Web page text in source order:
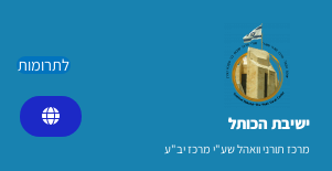
ישיבת הכותל​
מרכז תורני וואהל שע"י מרכז יב"ע
לתרומות